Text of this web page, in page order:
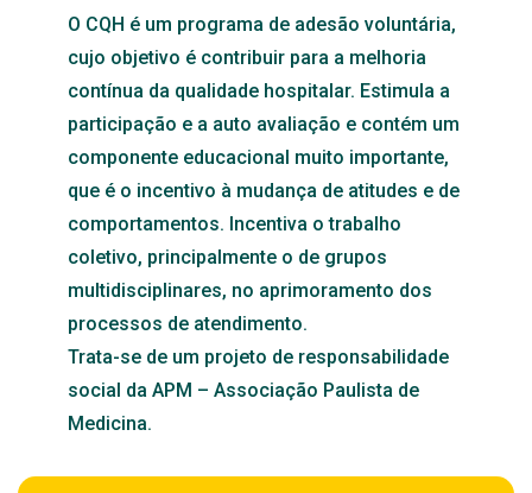
O CQH é um programa de adesão voluntária,
cujo objetivo é contribuir para a melhoria
contínua da qualidade hospitalar. Estimula a
participação e a auto avaliação e contém um
componente educacional muito importante,
que é o incentivo à mudança de atitudes e de
comportamentos. Incentiva o trabalho
coletivo, principalmente o de grupos
multidisciplinares, no aprimoramento dos
processos de atendimento.
Trata-se de um projeto de responsabilidade
social da APM – Associação Paulista de
Medicina.